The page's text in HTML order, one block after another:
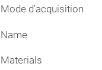
Mode d'acquisition
Name
Materials